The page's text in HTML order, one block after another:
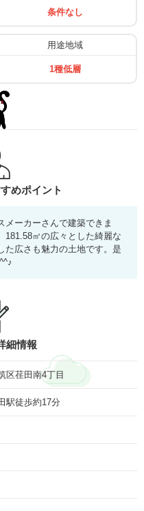
条件なし
⽤途地域
1種低層
めポイント
メーカーさんで建築できま
181.58㎡の広々とした綺麗な
た広さも魅力の土地です。是
細情報
区荏田南4丁目
駅徒歩約17分